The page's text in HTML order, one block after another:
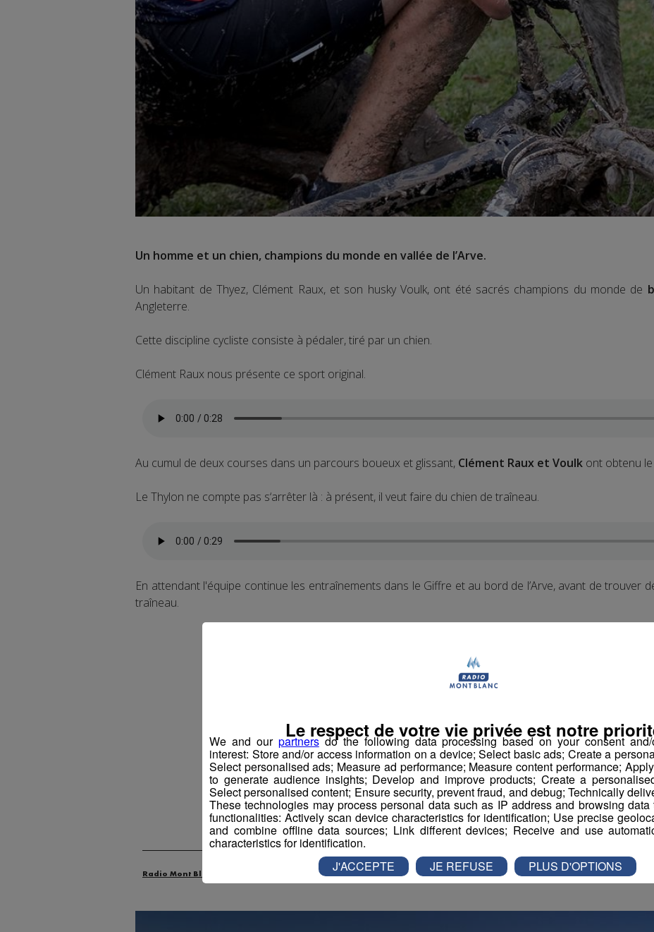
Un homme et un chien, champions du monde en vallée de l’Arve.
Un habitant de Thyez, Clément Raux, et son husky Voulk, ont été sacrés champions du monde de
Angleterre.
Cette discipline cycliste consiste à pédaler, tiré par un chien.
Clément Raux nous présente ce sport original.
Au cumul de deux courses dans un parcours boueux et glissant, Clément Raux et Voulk ont obtenu
Le Thylon ne compte pas s‘arrêter là : à présent, il veut faire du chien de traîneau.
En attendant l'équipe continue les entraînements dans le Giffre et au bord de l’Arve, avant de trouver
traîneau.
Jeu | Destination Été
Publié par La Rédaction Radio Mont Blanc-3 août 2020 à 14h48-Mis à jour le 2 août 2020
Radio Mont Blanc
We and our partnersdo the following data processing based on your consent
interest: Store and/or access information on a device; Select basic ads; Create a
Select personalised ads; Measure ad performance; Measure content performance;
to generate audience insights; Develop and improve products; Create a
Select personalised content; Ensure security, prevent fraud, and debug; Technically
These technologies may process personal data such as IP address and browsing
functionalities: Actively scan device characteristics for identification; Use precise
and combine offline data sources; Link different devices; Receive and use
characteristics for identification.
Le respect de votre vie privée est notre
J'ACCEPTE JE REFUSE PLUS D'OPTIONS